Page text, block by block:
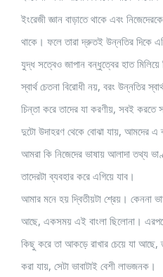
ইংরেজী জ্ঞান বাড়াতে থাকে এবং
থাকে। ফলে তারা দ্রুতই উন্নতির দিকে
যুদ্ধ সত্বেও জাপান বন্ধুত্বের হাত মিলিয়ে
স্বার্থ চেতনা বিরোধী নয়, বরং উন্নতির
চিন্তা করে তাদের যা করণীয়, সবই করতে
দুটো উদাহরণ থেকে বোঝা যায়, আমদের এ
আমরা কি নিজেদের ভাষায় আলাদা তথ্য
তাদেরটা ব্যবহার করে এগিয়ে যাব।
আমার মনে হয় দ্বিতীয়টা শ্রেয়। কেননা
আছে, একসময় এই বাংলা ছিলোনা।
কিছু করে তা আকড়ে রাখার চেয়ে যা আছে,
করা যায়, সেটা ভাবাটাই বেশী লাভজনক।